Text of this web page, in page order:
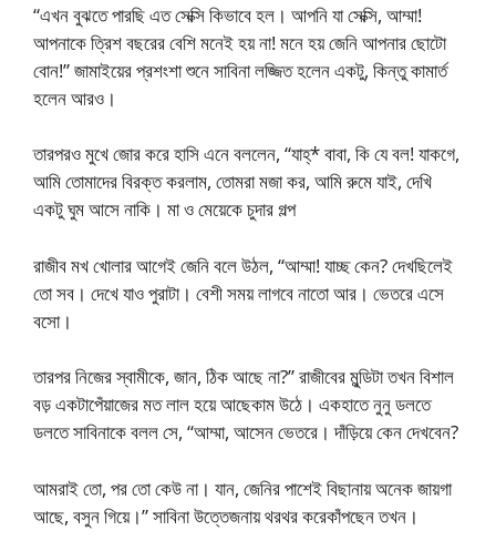
“এখন বুঝতে পারছি এত সেক্সি কিভাবে হল। আপনি যা সেক্সি, আম্মা!
আপনাকে ত্রিশ বছরের বেশি মনেই হয় না! মনে হয় জেনি আপনার ছোটো
বোন!” জামাইয়ের প্রশংশা শুনে সাবিনা লজ্জিত হলেন একটু, কিন্তু কামার্ত
হলেন আরও।
তারপরও মুখে জোর করে হাসি এনে বললেন, “যাহ্* বাবা, কি যে বল! যাকগে,
আমি তোমাদের বিরক্ত করলাম, তোমরা মজা কর, আমি রুমে যাই, দেখি
একটু ঘুম আসে নাকি। মা ও মেয়েকে চুদার গল্প
রাজীব মখ খোলার আগেই জেনি বলে উঠল, “আম্মা! যাচ্ছ কেন? দেখছিলেই
তো সব। দেখে যাও পুরাটা। বেশী সময় লাগবে নাতো আর। ভেতরে এসে
বসো।
তারপর নিজের স্বামীকে, জান, ঠিক আছে না?” রাজীবের মুন্ডিটা তখন বিশাল
বড় একটাপেঁয়াজের মত লাল হয়ে আছেকাম উঠে। একহাতে নুনু ডলতে
ডলতে সাবিনাকে বলল সে, “আম্মা, আসেন ভেতরে। দাঁড়িয়ে কেন দেখবেন?
আমরাই তো, পর তো কেউ না। যান, জেনির পাশেই বিছানায় অনেক জায়গা
আছে, বসুন গিয়ে।” সাবিনা উত্তেজনায় থরথর করেকাঁপছেন তখন।